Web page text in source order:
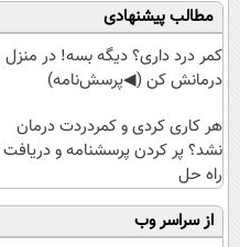
مطالب پیشنهادی
کمر درد داری؟ دیگه بسه! در منزل
درمانش کن (◀پرسش‌نامه)
هر کاری کردی و کمردردت درمان
نشد؟ پر کردن پرسشنامه و دریافت
راه حل
از سراسر وب